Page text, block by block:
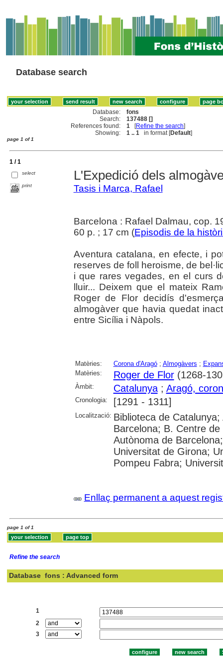
Database search
Database:
fons
Search:
137488 []
References found:
1 [Refine the search]
Showing:
1 .. 1 in format [Default]
page 1 of 1
1 / 1
select
print
L'Expedició dels
Tasis i Marca, Rafael
Barcelona : Rafael Dalmau, cop.
60 p. ; 17 cm (Episodis de la
Aventura catalana, en efecte, i
reserves de foll heroisme, de
i que rares vegades, en el curs
lluir... Deixem que el mateix
Roger de Flor decidís
almogàver que havia quedat
entre Sicília i Nàpols.
Matèries: Corona d'Aragó; Almogàvers ;
Matèries:
Roger de Flor(1268-
Àmbit: Catalunya; Aragó,
Cronologia: [1291 - 1311]
Localització: Biblioteca de
Barcelona; B. Centre
Autònoma de
Universitat de Girona;
Pompeu Fabra;
Enllaç permanent a aquest
page 1 of 1
Refine the search
Database fons : Advanced form
1
2
3